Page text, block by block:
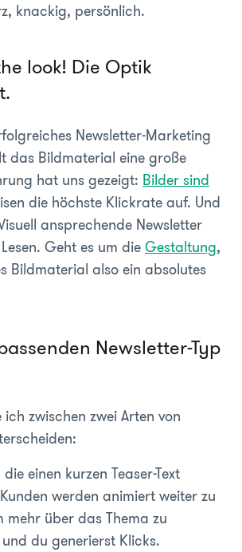
knackig, persönlich.
look! Die Optik
Newsletter-Marketing
das Bildmaterial eine große
hat uns gezeigt: Bilder sind
die höchste Klickrate auf. Und
ansprechende Newsletter
Geht es um dieGestaltung,
Bildmaterial also ein absolutes
Newsletter-Typ
zwischen zwei Arten von
einen kurzen Teaser-Text
werden animiert weiter zu
mehr über das Thema zu
du generierst Klicks.